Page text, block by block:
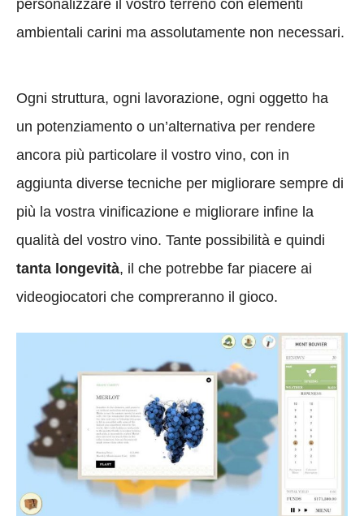
personalizzare il vostro terreno con elementi
ambientali carini ma assolutamente non necessari.
Ogni struttura, ogni lavorazione, ogni oggetto ha
un potenziamento o un’alternativa per rendere
ancora più particolare il vostro vino, con in
aggiunta diverse tecniche per migliorare sempre di
più la vostra vinificazione e migliorare infine la
qualità del vostro vino. Tante possibilità e quindi
tanta longevità, il che potrebbe far piacere ai
videogiocatori che compreranno il gioco.